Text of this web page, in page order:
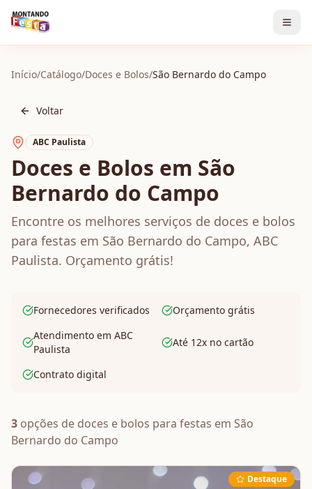
Início/Catálogo/Doces e Bolos/São Bernardo do Campo
Voltar
ABC Paulista
Doces e Bolos em São
Bernardo do Campo
Encontre os melhores serviços de doces e bolos
para festas em São Bernardo do Campo, ABC
Paulista. Orçamento grátis!
Fornecedores verificados
Orçamento grátis
Atendimento em ABC
Paulista
Até 12x no cartão
Contrato digital
3 opções de doces e bolos para festas em São
Bernardo do Campo
Destaque